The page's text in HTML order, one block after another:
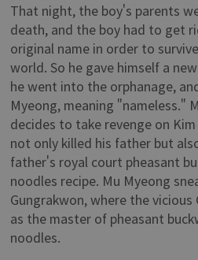
That night, the boy's parents
death, and the boy had to get
original name in order to
world. So he gave himself a
he went into the orphanage,
Myeong, meaning "nameless."
decides to take revenge on Kim
not only killed his father but
father's royal court pheasant
noodles recipe. Mu Myeong
Gungrakwon, where the vicious
as the master of pheasant
noodles.